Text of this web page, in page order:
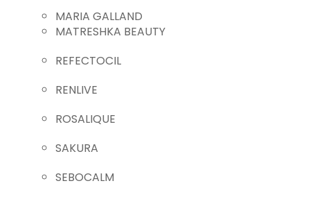
MARIA GALLAND
MATRESHKA BEAUTY
REFECTOCIL
RENLIVE
ROSALIQUE
SAKURA
SEBOCALM